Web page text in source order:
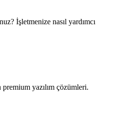
İşletmenize nasıl yardımcı
yazılım çözümleri.